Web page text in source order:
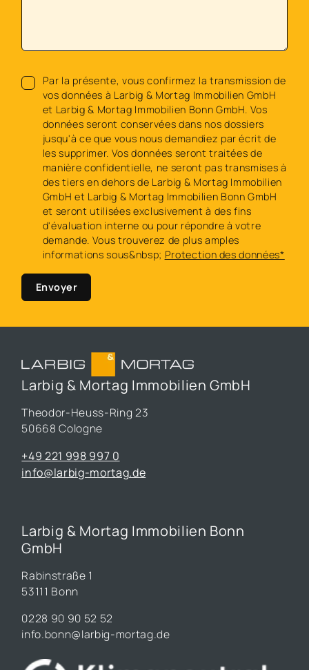
Par la présente, vous confirmez la transmission de
vos données à Larbig & Mortag Immobilien GmbH
et Larbig & Mortag Immobilien Bonn GmbH. Vos
données seront conservées dans nos dossiers
jusqu'à ce que vous nous demandiez par écrit de
les supprimer. Vos données seront traitées de
manière confidentielle, ne seront pas transmises à
des tiers en dehors de Larbig & Mortag Immobilien
GmbH et Larbig & Mortag Immobilien Bonn GmbH
et seront utilisées exclusivement à des fins
d'évaluation interne ou pour répondre à votre
demande. Vous trouverez de plus amples
informations sous&nbsp; Protection des données*
Envoyer
Larbig & Mortag Immobilien GmbH
Theodor-Heuss-Ring 23
50668 Cologne
+49 221 998 997 0
info@larbig-mortag.de
Larbig & Mortag Immobilien Bonn
GmbH
Rabinstraße 1
53111 Bonn
0228 90 90 52 52
info.bonn@larbig-mortag.de